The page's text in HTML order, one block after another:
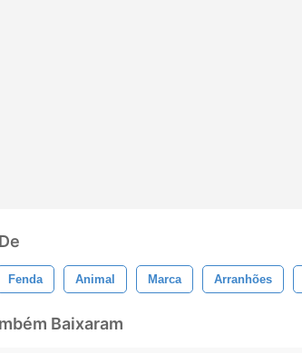
Fenda Animal Marca Arranhões
Baixaram